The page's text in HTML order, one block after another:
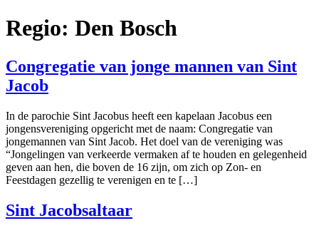
Regio: Den Bosch
Congregatie van jonge mannen van Sint
Jacob
In de parochie Sint Jacobus heeft een kapelaan Jacobus een
jongensvereniging opgericht met de naam: Congregatie van
jongemannen van Sint Jacob. Het doel van de vereniging was
“Jongelingen van verkeerde vermaken af te houden en gelegenheid
geven aan hen, die boven de 16 zijn, om zich op Zon- en
Feestdagen gezellig te verenigen en te […]
Sint Jacobsaltaar